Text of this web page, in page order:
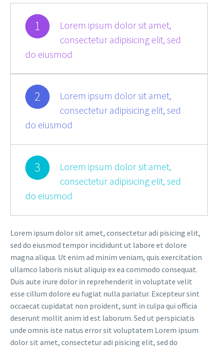
1
Lorem ipsum dolor sit amet,
consectetur adipisicing elit, sed
do eiusmod
2
Lorem ipsum dolor sit amet,
consectetur adipisicing elit, sed
do eiusmod
3
Lorem ipsum dolor sit amet,
consectetur adipisicing elit, sed
do eiusmod
Lorem ipsum dolor sit amet, consectetur adi pisicing elit,
sed do eiusmod tempor incididunt ut labore et dolore
magna aliqua. Ut enim ad minim veniam, quis exercitation
ullamco laboris nisiut aliquip ex ea commodo consequat.
Duis aute irure dolor in reprehenderit in voluptate velit
esse cillum dolore eu fugiat nulla pariatur. Excepteur sint
occaecat cupidatat non proident, sunt in culpa qui officia
deserunt mollit anim id est laborum. Sed ut perspiciatis
unde omnis iste natus error sit voluptatem Lorem ipsum
dolor sit amet, consectetur adi pisicing elit, sed do